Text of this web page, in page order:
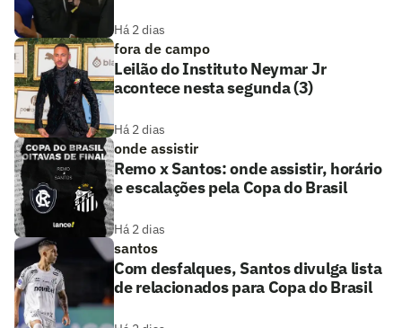
Há 2 dias
fora de campo
Leilão do Instituto Neymar Jr
acontece nesta segunda (3)
Há 2 dias
onde assistir
Remo x Santos: onde assistir, horário
e escalações pela Copa do Brasil
Há 2 dias
santos
Com desfalques, Santos divulga lista
de relacionados para Copa do Brasil